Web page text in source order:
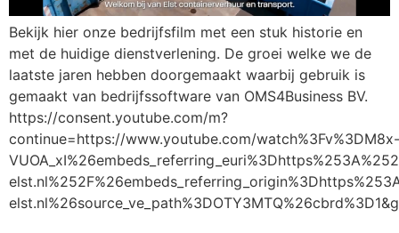
Bekijk hier onze bedrijfsfilm met een stuk historie en
met de huidige dienstverlening. De groei welke we de
laatste jaren hebben doorgemaakt waarbij gebruik is
gemaakt van bedrijfssoftware van OMS4Business BV.
https://consent.youtube.com/m?
continue=https://www.youtube.com/watch%3Fv%3DM8x-